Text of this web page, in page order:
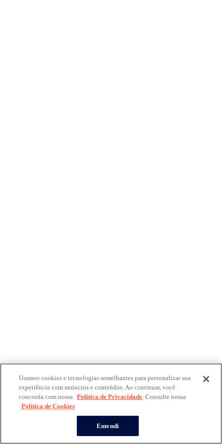
Usamos cookies e tecnologias semelhantes para personalizar sua
experiência com anúncios e conteúdos. Ao continuar, você
concorda com nossa Política de Privacidade. Consulte nossa
Política de Cookies
Entendi